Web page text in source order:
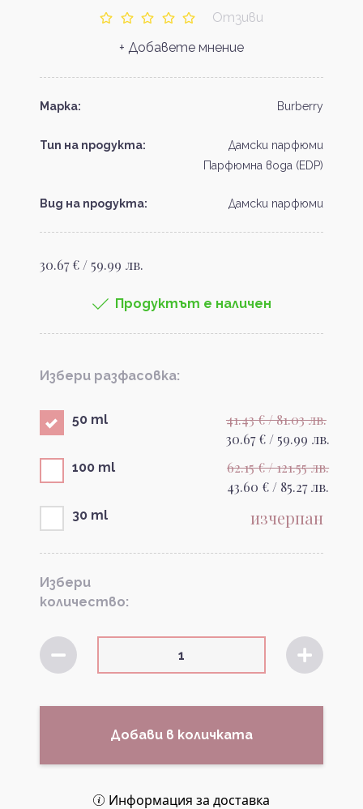
Отзиви
+ Добавете мнение
Марка: Burberry
Тип на продукта:
Дамски парфюми
Парфюмна вода (EDP)
Вид на продукта: Дамски парфюми
30.67 € / 59.99 лв.
Продуктът е наличен
Избери разфасовка:
50 ml
41.43 € / 81.03 лв.
30.67 € / 59.99 лв.
100 ml
62.15 € / 121.55 лв.
43.60 € / 85.27 лв.
30 ml изчерпан
Избери
количество:
Добави в количката
Информация за доставка